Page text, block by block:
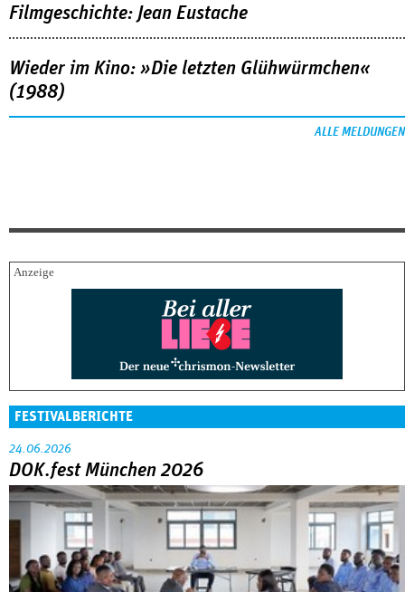
Filmgeschichte: Jean Eustache
Wieder im Kino: »Die letzten Glühwürmchen«
(1988)
ALLE MELDUNGEN
FESTIVALBERICHTE
24.06.2026
DOK.fest München 2026